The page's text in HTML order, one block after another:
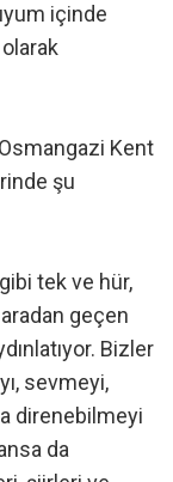
içinde
Osmangazi Kent
şu
tek ve hür,
geçen
Bizler
sevmeyi,
direnebilmeyi
da